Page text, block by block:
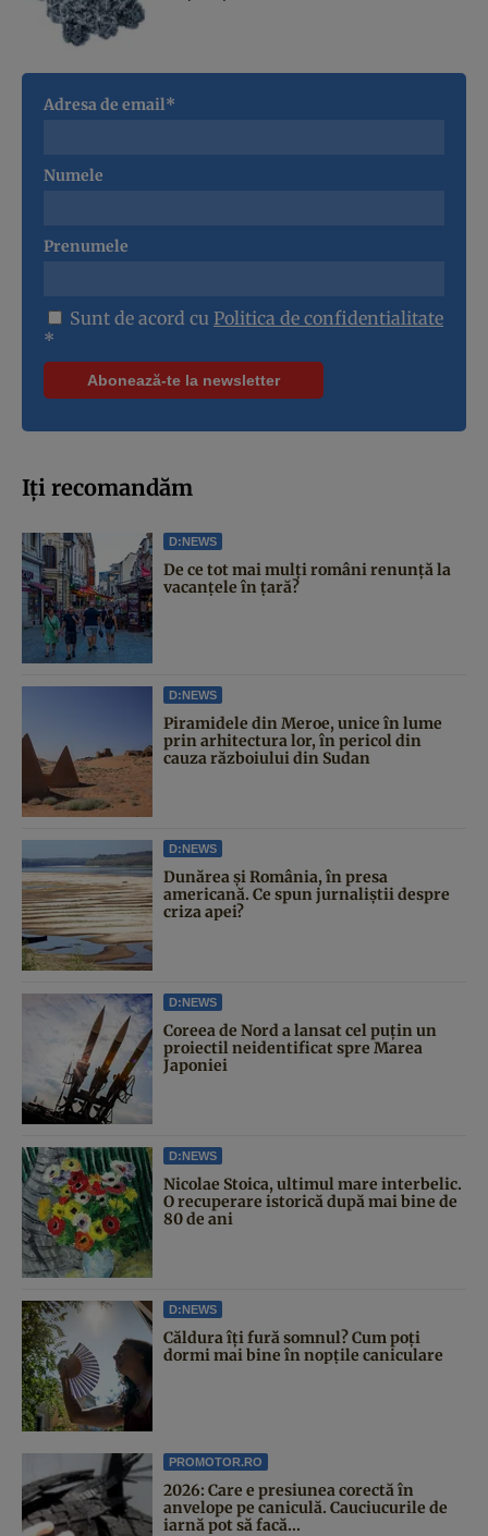
Adresa de email*
Numele
Prenumele
Sunt de acord cu Politica de confidentialitate
*
Iți recomandăm
D:NEWS
De ce tot mai mulți români renunță la
vacanțele în țară?
D:NEWS
Piramidele din Meroe, unice în lume
prin arhitectura lor, în pericol din
cauza războiului din Sudan
D:NEWS
Dunărea și România, în presa
americană. Ce spun jurnaliștii despre
criza apei?
D:NEWS
Coreea de Nord a lansat cel puțin un
proiectil neidentificat spre Marea
Japoniei
D:NEWS
Nicolae Stoica, ultimul mare interbelic.
O recuperare istorică după mai bine de
80 de ani
D:NEWS
Căldura îți fură somnul? Cum poți
dormi mai bine în nopțile caniculare
PROMOTOR.RO
2026: Care e presiunea corectă în
anvelope pe caniculă. Cauciucurile de
iarnă pot să facă...